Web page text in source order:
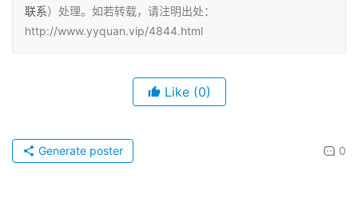
联系）处理。如若转载，请注明出处：
http://www.yyquan.vip/4844.html
Like (0)
0
Generate poster